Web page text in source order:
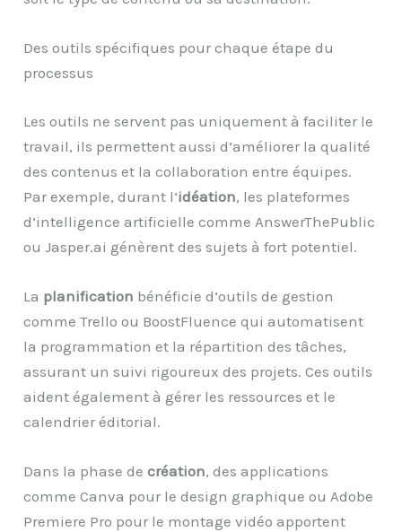
Des outils spécifiques pour chaque étape du
processus
Les outils ne servent pas uniquement à faciliter le
travail, ils permettent aussi d’améliorer la qualité
des contenus et la collaboration entre équipes.
Par exemple, durant l’idéation, les plateformes
d’intelligence artificielle comme AnswerThePublic
ou Jasper.ai génèrent des sujets à fort potentiel.
La planification bénéficie d’outils de gestion
comme Trello ou BoostFluence qui automatisent
la programmation et la répartition des tâches,
assurant un suivi rigoureux des projets. Ces outils
aident également à gérer les ressources et le
calendrier éditorial.
Dans la phase decréation, des applications
comme Canva pour le design graphique ou Adobe
Premiere Pro pour le montage vidéo apportent